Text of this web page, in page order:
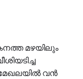
മഴയിലും
മേഖലയിൽ വൻ